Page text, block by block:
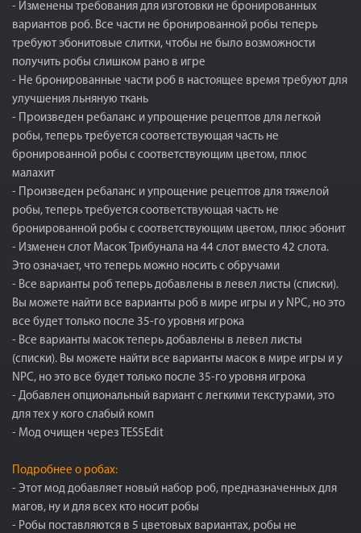
- Изменены требования для изготовки не бронированных
вариантов роб. Все части не бронированной робы теперь
требуют эбонитовые слитки, чтобы не было возможности
получить робы слишком рано в игре
- Не бронированные части роб в настоящее время требуют для
улучшения льняную ткань
- Произведен ребаланс и упрощение рецептов для легкой
робы, теперь требуется соответствующая часть не
бронированной робы с соответствующим цветом, плюс
малахит
- Произведен ребаланс и упрощение рецептов для тяжелой
робы, теперь требуется соответствующая часть не
бронированной робы с соответствующим цветом, плюс эбонит
- Изменен слот Масок Трибунала на 44 слот вместо 42 слота.
Это означает, что теперь можно носить с обручами
- Все варианты роб теперь добавлены в левел листы (списки).
Вы можете найти все варианты роб в мире игры и у NPC, но это
все будет только после 35-го уровня игрока
- Все варианты масок теперь добавлены в левел листы
(списки). Вы можете найти все варианты масок в мире игры и у
NPC, но это все будет только после 35-го уровня игрока
- Добавлен опциональный вариант с легкими текстурами, это
для тех у кого слабый комп
- Мод очищен через TES5Edit
Подробнее о робах:
- Этот мод добавляет новый набор роб, предназначенных для
магов, ну и для всех кто носит робы
- Робы поставляются в 5 цветовых вариантах, робы не